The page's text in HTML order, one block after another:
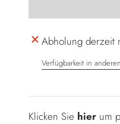
Abholung derzeit
Verfügbarkeit in
Klicken Sie hier um